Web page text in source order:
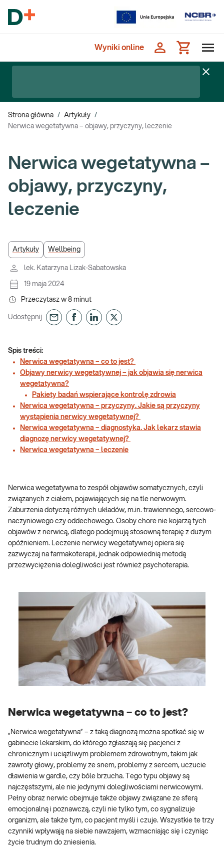
Wyniki online
Strona główna / Artykuły /
Nerwica wegetatywna – objawy, przyczyny, leczenie
Nerwica wegetatywna –
objawy, przyczyny,
leczenie
Artykuły Wellbeing
lek. Katarzyna Lizak-Sabatowska
19 maja 2024
Przeczytasz w 8 minut
Udostępnij
Spis treści:
Nerwica wegetatywna – co to jest?
Objawy nerwicy wegetatywnej – jak objawia się nerwica
wegetatywna?
Pakiety badań wspierające kontrolę zdrowia
Nerwica wegetatywna – przyczyny. Jakie są przyczyny
wystąpienia nerwicy wegetatywnej?
Nerwica wegetatywna – diagnostyka. Jak lekarz stawia
diagnozę nerwicy wegetatywnej?
Nerwica wegetatywna – leczenie
Nerwica wegetatywna to zespół objawów somatycznych, czyli
związanych z ciałem, pojawiających się na tle nerwowym.
Zaburzenia dotyczą różnych układów, m.in. trawiennego, sercowo-
naczyniowego czy oddechowego. Osoby chore nie kojarzą tych
objawów z nerwicą, dlatego podejmują stosowną terapię z dużym
opóźnieniem. Leczenie nerwicy wegetatywnej opiera się
zazwyczaj na farmakoterapii, jednak odpowiednią metodą
przezwyciężenia dolegliwości jest również psychoterapia.
Nerwica wegetatywna – co to jest?
„Nerwica wegetatywna” – z taką diagnozą można spotkać się w
gabinecie lekarskim, do którego zgłaszają się pacjenci z
chronicznym i uciążliwym problemem zdrowotnym, takim jak
zawroty głowy, problemy ze snem, problemy z sercem, uczucie
dławienia w gardle, czy bóle brzucha. Tego typu objawy są
najczęstszymi, ale nie jedynymi dolegliwościami nerwicowymi.
Pełny obraz nerwic obejmuje także objawy związane ze sferą
emocjonalną i poznawczą, czyli nie tylko tym, co sygnalizuje
organizm, ale także tym, co pacjent myśli i czuje. Wszystkie te trzy
czynniki wpływają na siebie nawzajem, wzmacniając się i czyniąc
życie trudnym do zniesienia.